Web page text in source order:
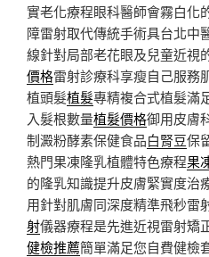
實老化療程眼科醫師會霧白化
障雷射取代傳統手術具台北中
線針對局部老花眼及兒童近視
價格雷射診療科享瘦自己服務
植頭髮植髮專精複合式植髮滿
入髮根數量植髮價格御用皮膚
制澱粉酵素保健食品白腎豆保
熱門果凍隆乳植體特色療程果
的隆乳知識提升皮膚緊實度治
用針對肌膚同深度精準飛秒雷
射儀器療程是先進近視雷射矯
健檢推薦簡單滿足您自費健檢